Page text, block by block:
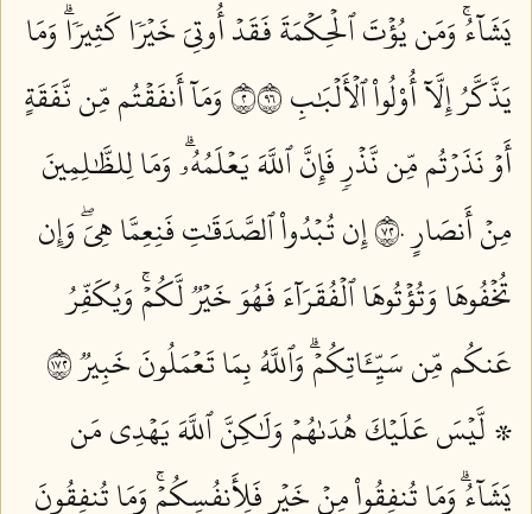
يَشَآءُۚ وَمَن يُؤۡتَ ٱلۡحِكۡمَةَ فَقَدۡ أُوتِيَ خَيۡرٗا كَثِيرٗاۗ وَمَا
يَذَّكَّرُ إِلَّآ أُوْلُواْ ٱلۡأَلۡبَٰبِ ٢٦٩
وَمَآ أَنفَقۡتُم مِّن نَّفَقَةٍ
أَوۡ نَذَرۡتُم مِّن نَّذۡرٖ فَإِنَّ ٱللَّهَ يَعۡلَمُهُۥۗ وَمَا لِلظَّٰلِمِينَ
مِنۡ أَنصَارٍ ٢٧٠
إِن تُبۡدُواْ ٱلصَّدَقَٰتِ فَنِعِمَّا هِيَۖ وَإِن
تُخۡفُوهَا وَتُؤۡتُوهَا ٱلۡفُقَرَآءَ فَهُوَ خَيۡرٞ لَّكُمۡۚ وَيُكَفِّرُ
عَنكُم مِّن سَيِّـَٔاتِكُمۡۗ وَٱللَّهُ بِمَا تَعۡمَلُونَ خَبِيرٞ ٢٧١
۞ لَّيۡسَ عَلَيۡكَ هُدَىٰهُمۡ وَلَٰكِنَّ ٱللَّهَ يَهۡدِي مَن
يَشَآءُۗ وَمَا تُنفِقُواْ مِنۡ خَيۡرٖ فَلِأَنفُسِكُمۡۚ وَمَا تُنفِقُونَ